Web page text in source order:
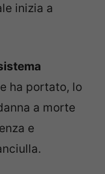
inizia a
ha portato, lo
a morte
e